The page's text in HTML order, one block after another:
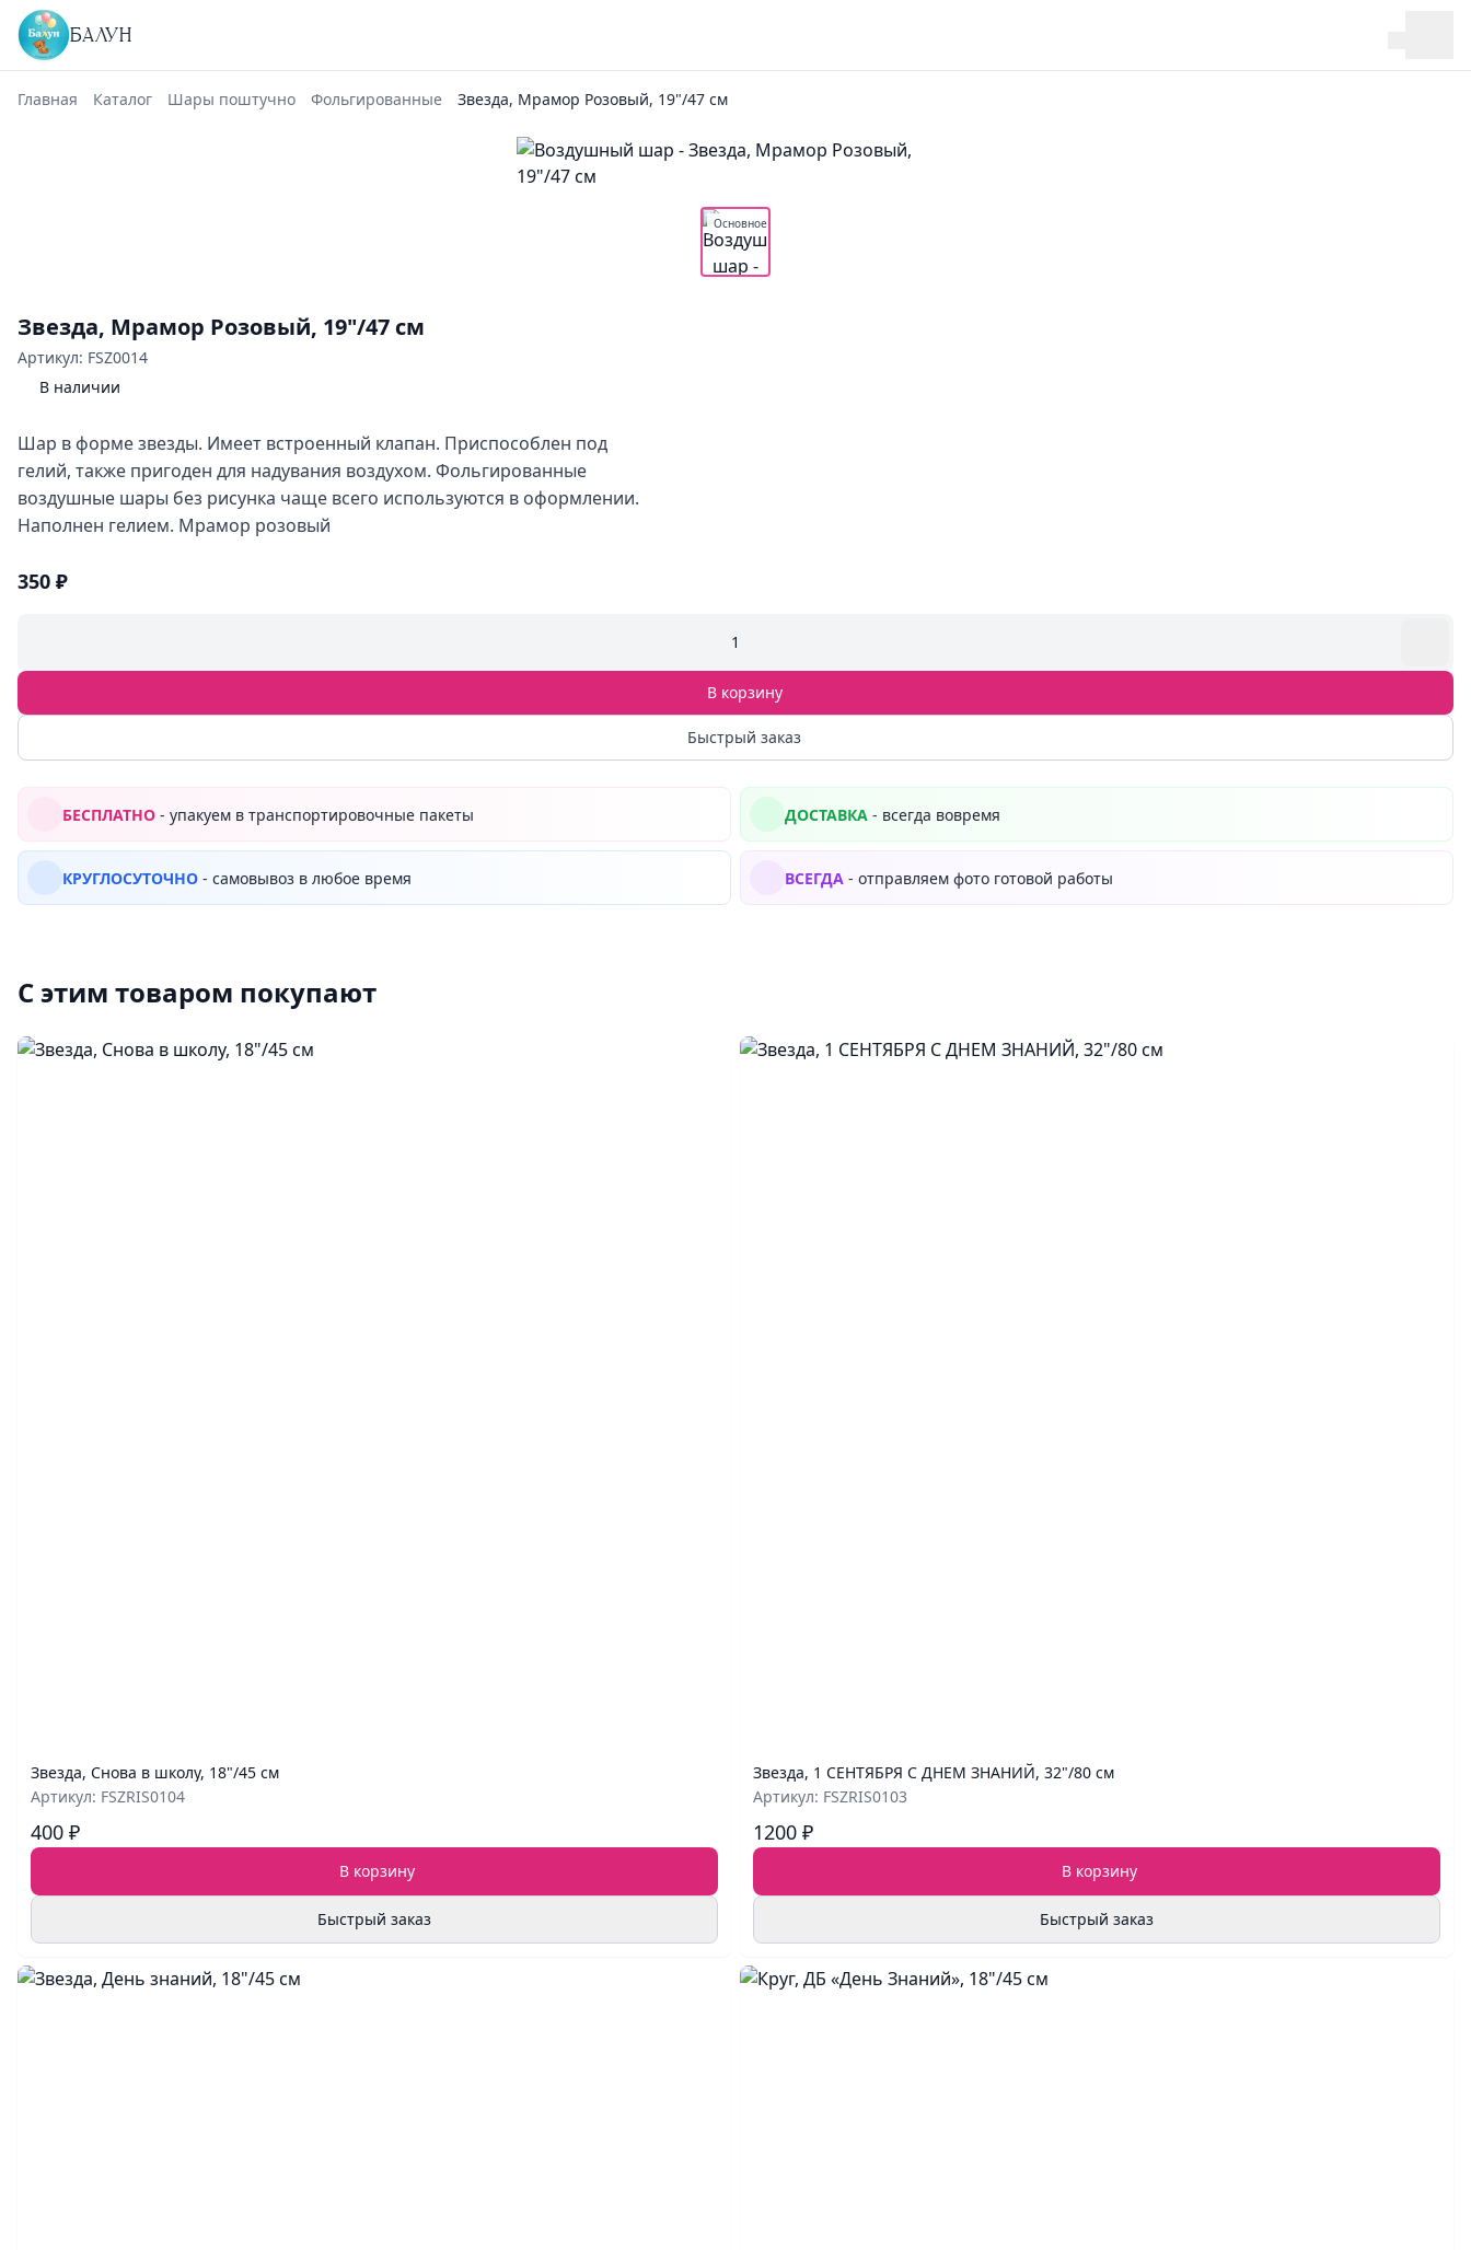
БАЛУН
Главная Каталог Шары поштучно Фольгированные Звезда, Мрамор Розовый, 19"/47 см
Основное
Звезда, Мрамор Розовый, 19"/47 см
Артикул: FSZ0014
В наличии
Шар в форме звезды. Имеет встроенный клапан. Приспособлен под
гелий, также пригоден для надувания воздухом. Фольгированные
воздушные шары без рисунка чаще всего используются в оформлении.
Наполнен гелием. Мрамор розовый
350 ₽
1
В корзину
Быстрый заказ
БЕСПЛАТНО - упакуем в транспортировочные пакеты ДОСТАВКА - всегда вовремя
КРУГЛОСУТОЧНО - самовывоз в любое время ВСЕГДА - отправляем фото готовой работы
С этим товаром покупают
Звезда, Снова в школу, 18"/45 см
Артикул: FSZRIS0104
400 ₽
В корзину
Быстрый заказ
Звезда, 1 СЕНТЯБРЯ С ДНЕМ ЗНАНИЙ, 32"/80 см
Артикул: FSZRIS0103
1200 ₽
В корзину
Быстрый заказ